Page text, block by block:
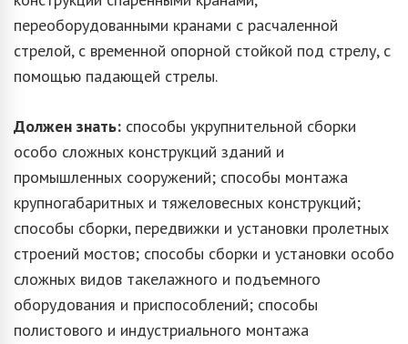
переоборудованными кранами с расчаленной
стрелой, с временной опорной стойкой под стрелу, с
помощью падающей стрелы.
Должен знать: способы укрупнительной сборки
особо сложных конструкций зданий и
промышленных сооружений; способы монтажа
крупногабаритных и тяжеловесных конструкций;
способы сборки, передвижки и установки пролетных
строений мостов; способы сборки и установки особо
сложных видов такелажного и подъемного
оборудования и приспособлений; способы
полистового и индустриального монтажа